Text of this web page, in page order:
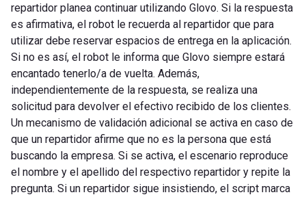
repartidor planea continuar utilizando Glovo. Si la respuesta
es afirmativa, el robot le recuerda al repartidor que para
utilizar debe reservar espacios de entrega en la aplicación.
Si no es así, el robot le informa que Glovo siempre estará
encantado tenerlo/a de vuelta. Además,
independientemente de la respuesta, se realiza una
solicitud para devolver el efectivo recibido de los clientes.
Un mecanismo de validación adicional se activa en caso de
que un repartidor afirme que no es la persona que está
buscando la empresa. Si se activa, el escenario reproduce
el nombre y el apellido del respectivo repartidor y repite la
pregunta. Si un repartidor sigue insistiendo, el script marca